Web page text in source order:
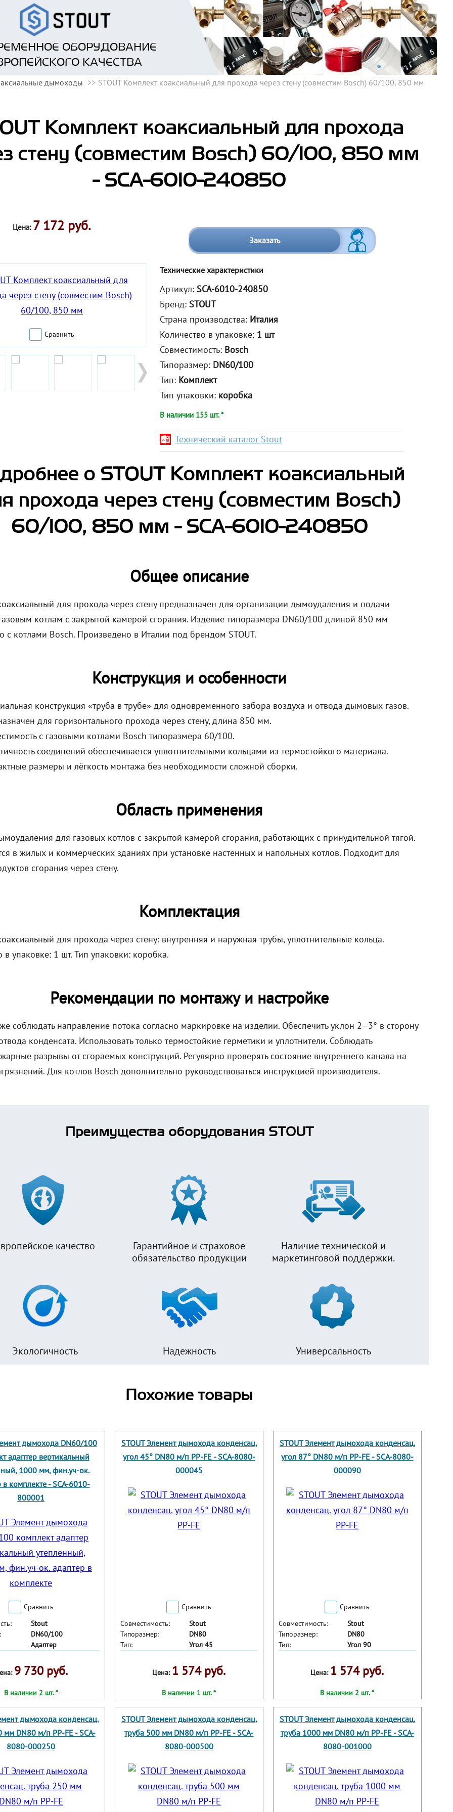
ОБОРУДОВАНИЕ
КАЧЕСТВА
дымоходы STOUT Комплект коаксиальный для прохода через стену (совместим Bosch) 60/100, 850 мм
Комплект коаксиальный для прохода
стену (совместим Bosch) 60/100, 850 мм
- SCA-6010-240850
Цена: 7 172 руб.
Заказать
Сравнить
Технические характеристики
Артикул: SCA-6010-240850
Бренд: STOUT
Страна производства: Италия
Количество в упаковке: 1 шт
Совместимость: Bosch
Типоразмер: DN60/100
Тип: Комплект
Тип упаковки: коробка
В наличии 155 шт. *
Технический каталог Stout
о STOUT Комплект коаксиальный
прохода через стену (совместим Bosch)
60/100, 850 мм - SCA-6010-240850
Общее описание
для прохода через стену предназначен для организации дымоудаления и подачи
котлам с закрытой камерой сгорания. Изделие типоразмера DN60/100 длиной 850 мм
с котлами Bosch. Произведено в Италии под брендом STOUT.
Конструкция и особенности
конструкция «труба в трубе» для одновременного забора воздуха и отвода дымовых газов.
для горизонтального прохода через стену, длина 850 мм.
с газовыми котлами Bosch типоразмера 60/100.
соединений обеспечивается уплотнительными кольцами из термостойкого материала.
размеры и лёгкость монтажа без необходимости сложной сборки.
Область применения
для газовых котлов с закрытой камерой сгорания, работающих с принудительной тягой.
в жилых и коммерческих зданиях при установке настенных и напольных котлов. Подходит для
сгорания через стену.
Комплектация
для прохода через стену: внутренняя и наружная трубы, уплотнительные кольца.
в упаковке: 1 шт. Тип упаковки: коробка.
Рекомендации по монтажу и настройке
соблюдать направление потока согласно маркировке на изделии. Обеспечить уклон 2–3° в сторону
конденсата. Использовать только термостойкие герметики и уплотнители. Соблюдать
разрывы от сгораемых конструкций. Регулярно проверять состояние внутреннего канала на
Для котлов Bosch дополнительно руководствоваться инструкцией производителя.
Преимущества оборудования STOUT
качество
Гарантийное и страховое
обязательство продукции
Наличие технической и
маркетинговой поддержки.
Экологичность Надежность Универсальность
Похожие товары
дымохода DN60/100
адаптер вертикальный
1000 мм, фин.уч-ок.
в комплекте - SCA-6010-
800001
Сравнить
Stout
DN60/100
Адаптер
9 730 руб.
В наличии 2 шт. *
STOUT Элемент дымохода конденсац.
угол 45° DN80 м/п PP-FE - SCA-8080-
000045
Сравнить
Совместимость:
Stout
Типоразмер:
DN80
Тип:
Угол 45
Цена: 1 574 руб.
В наличии 1 шт. *
STOUT Элемент дымохода конденсац.
угол 87° DN80 м/п PP-FE - SCA-8080-
000090
Сравнить
Совместимость:
Stout
Типоразмер:
DN80
Тип:
Угол 90
Цена: 1 574 руб.
В наличии 2 шт. *
дымохода конденсац.
мм DN80 м/п PP-FE - SCA-
8080-000250
STOUT Элемент дымохода конденсац.
труба 500 мм DN80 м/п PP-FE - SCA-
8080-000500
STOUT Элемент дымохода конденсац.
труба 1000 мм DN80 м/п PP-FE - SCA-
8080-001000